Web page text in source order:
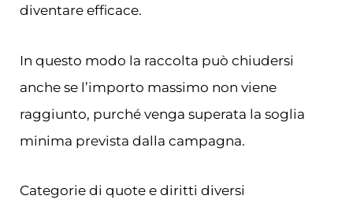
diventare efficace.
In questo modo la raccolta può chiudersi
anche se l’importo massimo non viene
raggiunto, purché venga superata la soglia
minima prevista dalla campagna.
Categorie di quote e diritti diversi